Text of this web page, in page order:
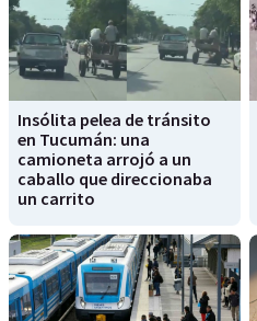
Insólita pelea de tránsito
en Tucumán: una
camioneta arrojó a un
caballo que direccionaba
un carrito